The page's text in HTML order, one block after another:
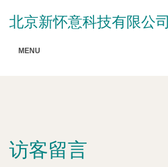
北京新怀意科技有限公司
MENU
访客留言